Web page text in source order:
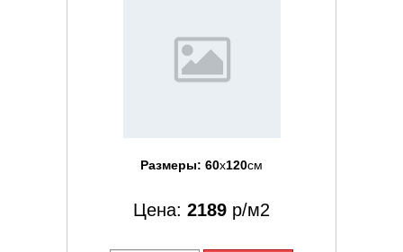
Размеры: 60x120см
Цена: 2189 р/м2